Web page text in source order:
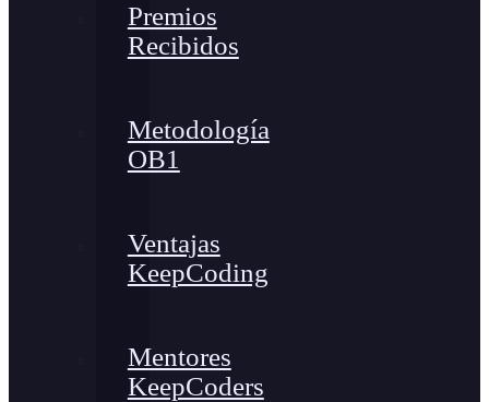
Premios
Recibidos
Metodología
OB1
Ventajas
KeepCoding
Mentores
KeepCoders